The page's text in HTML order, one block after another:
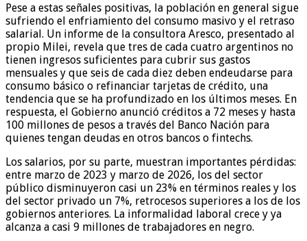
Pese a estas señales positivas, la población en general sigue
sufriendo el enfriamiento del consumo masivo y el retraso
salarial. Un informe de la consultora Aresco, presentado al
propio Milei, revela que tres de cada cuatro argentinos no
tienen ingresos suficientes para cubrir sus gastos
mensuales y que seis de cada diez deben endeudarse para
consumo básico o refinanciar tarjetas de crédito, una
tendencia que se ha profundizado en los últimos meses. En
respuesta, el Gobierno anunció créditos a 72 meses y hasta
100 millones de pesos a través del Banco Nación para
quienes tengan deudas en otros bancos o fintechs.
Los salarios, por su parte, muestran importantes pérdidas:
entre marzo de 2023 y marzo de 2026, los del sector
público disminuyeron casi un 23% en términos reales y los
del sector privado un 7%, retrocesos superiores a los de los
gobiernos anteriores. La informalidad laboral crece y ya
alcanza a casi 9 millones de trabajadores en negro.